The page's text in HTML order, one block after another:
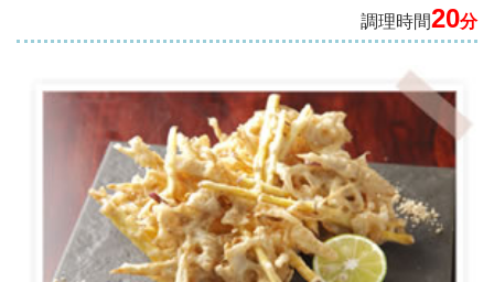
調理時間20分